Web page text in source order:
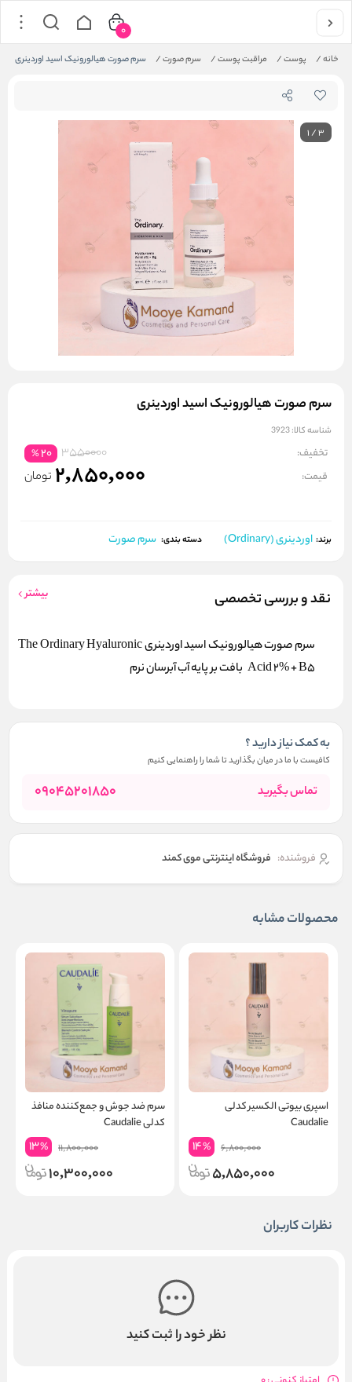
خانه/ پوست/ مراقبت پوست/ سرم صورت/ سرم صورت هیالورونیک اسید اوردینری
0
1/3
سرم صورت هیالورونیک اسید اوردینری
شناسه کالا:3923
تخفیف: 3550000
20
%
قیمت: 2,850,000 تومان
برند: اوردینری (Ordinary) دسته بندی: سرم صورت
نقد و بررسی تخصصی بیشتر
سرم صورت هیالورونیک اسید اوردینری The Ordinary Hyaluronic
Acid 2% + B5 بافت بر پایه آب آبرسان نرم
به کمک نیاز دارید ؟
کافیست با ما در میان بگذارید تا شما را راهنمایی کنیم
تماس بگیرید 09045201850
فروشنده: فروشگاه اینترنتی موی کمند
محصولات مشابه
اسپری بیوتی الکسیر کدلی
Caudalie
6,800,000
14%
5,850,000
سرم ضد جوش و جمع‌کننده منافذ
کدلی Caudalie
11,800,000
13%
10,300,000
نظرات کاربران
نظر خود را ثبت کنید